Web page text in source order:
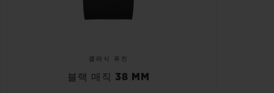
클래식 퓨전
블랙 매직 38 MM